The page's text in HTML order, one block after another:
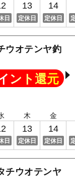
日
13
定休日
14
定休日
ウオテンヤ釣
ント還元
日
木
13
定休日
金
14
定休日
チウオテンヤ